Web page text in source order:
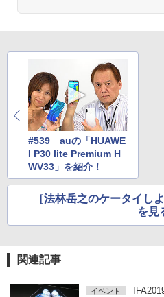
#539 auの「HUAWE
I P30 lite Premium H
WV33」を紹介！
［法林岳之のケータイし
を見
関連記事
イベント